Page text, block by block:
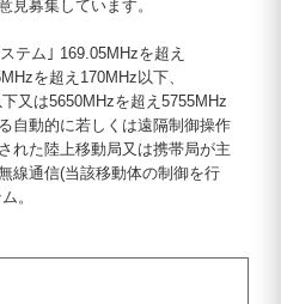
見募集しています。
テム｣ 169.05MHzを超え
を超え170MHz以下、
又は5650MHzを超え5755MHz
自動的に若しくは遠隔制御操作
れた陸上移動局又は携帯局が主
線通信(当該移動体の制御を行
。